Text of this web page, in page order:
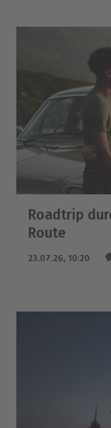
Roadtrip
Route
23.07.26, 10:20